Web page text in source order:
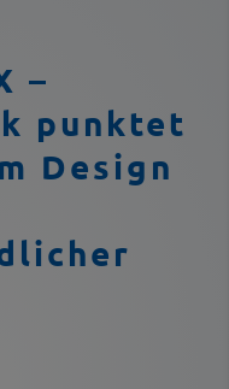
–
punktet
Design